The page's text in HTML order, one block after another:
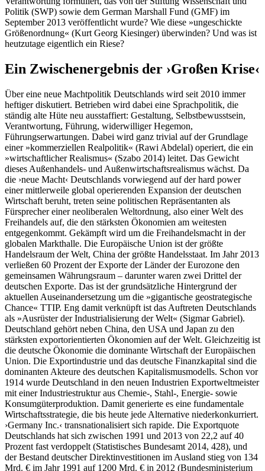
Politik (SWP) sowie dem German Marshall Fund (GMF) im
September 2013 veröffentlicht wurde? Wie diese »ungeschickte
Größenordnung« (Kurt Georg Kiesinger) überwinden? Und was ist
heutzutage eigentlich ein Riese?
Ein Zwischenergebnis der ›Großen Krise‹
Über eine neue Machtpolitik Deutschlands wird seit 2010 immer
heftiger diskutiert. Betrieben wird dabei eine Sprachpolitik, die
ständig alte Hüte neu ausstaffiert: Gestaltung, Selbstbewusstsein,
Verantwortung, Führung, widerwilliger Hegemon,
Führungserwartungen. Dabei wird ganz trivial auf der Grundlage
einer »kommerziellen Realpolitik« (Rawi Abdelal) operiert, die ein
»wirtschaftlicher Realismus« (Szabo 2014) leitet. Das Gewicht
dieses Außenhandels- und Außenwirtschaftsrealismus wächst. Da
die ›neue Macht‹ Deutschlands vorwiegend auf der hard power
einer mittlerweile global operierenden Expansion der deutschen
Wirtschaft beruht, treten seine politischen Repräsentanten als
Fürsprecher einer neoliberalen Weltordnung, also einer Welt des
Freihandels auf, die den stärksten Ökonomien am weitesten
entgegenkommt. Gekämpft wird um die Freihandelsmacht in der
globalen Markthalle. Die Europäische Union ist der größte
Handelsraum der Welt, China der größte Handelsstaat. Im Jahr 2013
verließen 60 Prozent der Exporte der Länder der Eurozone den
gemeinsamen Währungsraum – darunter waren zwei Drittel der
deutschen Exporte. Das ist der grundsätzliche Hintergrund der
aktuellen Auseinandersetzung um die »gigantische geostrategische
Chance« TTIP. Eng damit verknüpft ist das Auftreten Deutschlands
als »Ausrüster der Industrialisierung der Welt« (Sigmar Gabriel).
Deutschland gehört neben China, den USA und Japan zu den
stärksten exportorientierten Ökonomien auf der Welt. Gleichzeitig ist
die deutsche Ökonomie die dominante Wirtschaft der Europäischen
Union. Die Exportindustrie und das deutsche Finanzkapital sind die
dominanten Akteure des deutschen Kapitalismusmodells. Schon vor
1914 wurde Deutschland in den neuen Industrien Exportweltmeister
mit einer Industriestruktur aus Chemie-, Stahl-, Energie- sowie
Konsumgüterproduktion. Damit generierte es eine fundamentale
Wirtschaftsstrategie, die bis heute jede Alternative niederkonkurriert.
›Germany Inc.‹ transnationalisiert sich rapide. Die Exportquote
Deutschlands hat sich zwischen 1991 und 2013 von 22,2 auf 40
Prozent fast verdoppelt (Statistisches Bundesamt 2014, 428), und
der Bestand deutscher Direktinvestitionen im Ausland stieg von 134
Mrd. € im Jahr 1991 auf 1200 Mrd. € in 2012 (Bundesministerium